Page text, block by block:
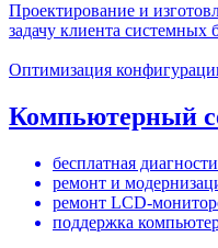
Проектирование и
задачу клиента системных
Оптимизация
Компьютерный
бесплатная
ремонт и
ремонт LCD-
поддержка